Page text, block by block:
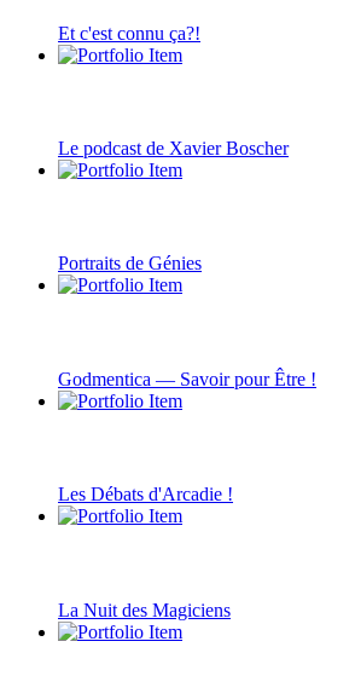
Et c'est connu ça?!
Le podcast de Xavier Boscher
Portraits de Génies
Godmentica — Savoir pour Être !
Les Débats d'Arcadie !
La Nuit des Magiciens